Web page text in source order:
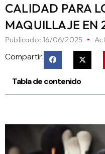
CALIDAD PARA
MAQUILLAJE EN
Publicado:16/06/2025
Compartir:
Tabla de contenido